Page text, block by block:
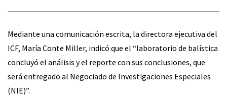
Mediante una comunicación escrita, la directora ejecutiva del
ICF, María Conte Miller, indicó que el “laboratorio de balística
concluyó el análisis y el reporte con sus conclusiones, que
será entregado al Negociado de Investigaciones Especiales
(NIE)”.